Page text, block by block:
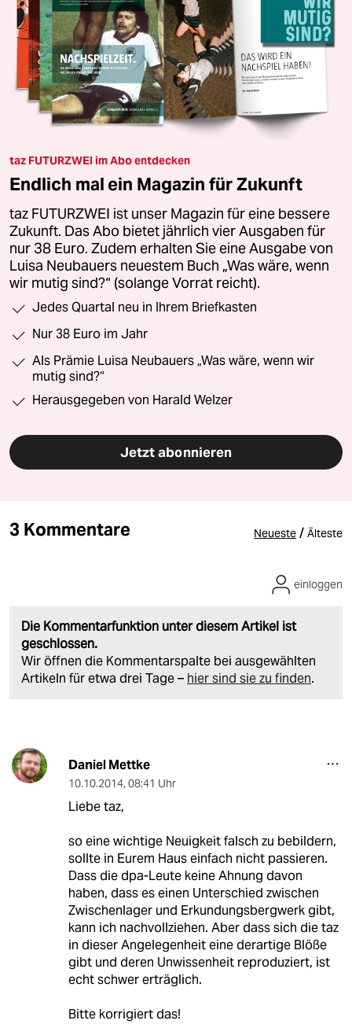
taz FUTURZWEI im Abo entdecken
Endlich mal ein Magazin für Zukunft
taz FUTURZWEI ist unser Magazin für eine bessere
Zukunft. Das Abo bietet jährlich vier Ausgaben für
nur 38 Euro. Zudem erhalten Sie eine Ausgabe von
Luisa Neubauers neuestem Buch „Was wäre, wenn
wir mutig sind?“ (solange Vorrat reicht).
Jedes Quartal neu in Ihrem Briefkasten
Nur 38 Euro im Jahr
Als Prämie Luisa Neubauers „Was wäre, wenn wir
mutig sind?“
Herausgegeben von Harald Welzer
Jetzt abonnieren
3 Kommentare Neueste / Älteste
Die Kommentarfunktion unter diesem Artikel ist
geschlossen.
Wir öffnen die Kommentarspalte bei ausgewählten
Artikeln für etwa drei Tage – hier sind sie zu finden.
einloggen
Daniel Mettke
10.10.2014, 08:41 Uhr
Liebe taz,
so eine wichtige Neuigkeit falsch zu bebildern,
sollte in Eurem Haus einfach nicht passieren.
Dass die dpa-Leute keine Ahnung davon
haben, dass es einen Unterschied zwischen
Zwischenlager und Erkundungsbergwerk gibt,
kann ich nachvollziehen. Aber dass sich die taz
in dieser Angelegenheit eine derartige Blöße
gibt und deren Unwissenheit reproduziert, ist
echt schwer erträglich.
Bitte korrigiert das!